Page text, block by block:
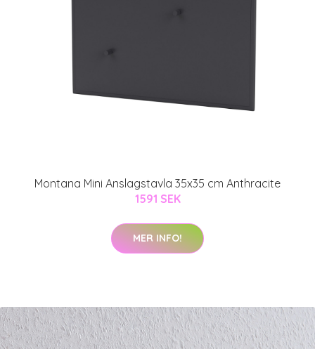
Montana Mini Anslagstavla 35x35 cm Anthracite
1591 SEK
MER INFO!